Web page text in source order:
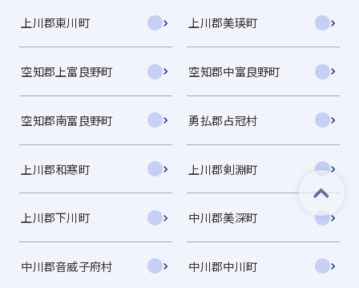
上川郡東川町 上川郡美瑛町
空知郡上富良野町 空知郡中富良野町
空知郡南富良野町 勇払郡占冠村
上川郡和寒町 上川郡剣淵町
上川郡下川町 中川郡美深町
中川郡音威子府村 中川郡中川町